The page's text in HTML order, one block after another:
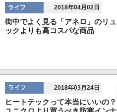
ライフ 2018年04月02日
街中でよく見る「アネロ」のリュ
ックよりも高コスパな商品
ライフ 2018年03月24日
ヒートテックって本当にいいの？